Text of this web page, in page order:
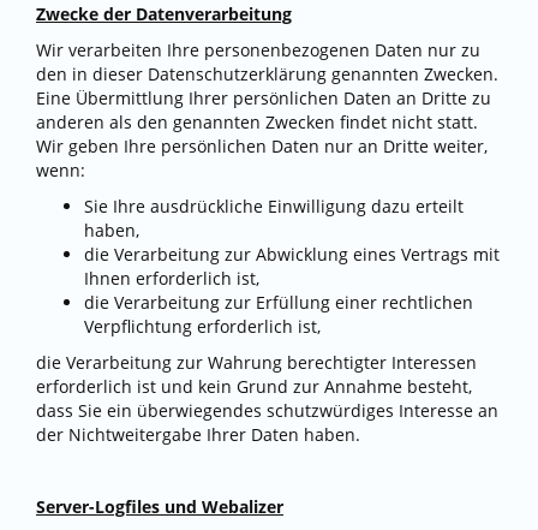
Zwecke der Datenverarbeitung
Wir verarbeiten Ihre personenbezogenen Daten nur zu
den in dieser Datenschutzerklärung genannten Zwecken.
Eine Übermittlung Ihrer persönlichen Daten an Dritte zu
anderen als den genannten Zwecken findet nicht statt.
Wir geben Ihre persönlichen Daten nur an Dritte weiter,
wenn:
Sie Ihre ausdrückliche Einwilligung dazu erteilt
haben,
die Verarbeitung zur Abwicklung eines Vertrags mit
Ihnen erforderlich ist,
die Verarbeitung zur Erfüllung einer rechtlichen
Verpflichtung erforderlich ist,
die Verarbeitung zur Wahrung berechtigter Interessen
erforderlich ist und kein Grund zur Annahme besteht,
dass Sie ein überwiegendes schutzwürdiges Interesse an
der Nichtweitergabe Ihrer Daten haben.
Server-Logfiles und Webalizer